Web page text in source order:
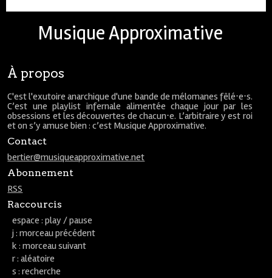
Musique Approximative
À propos
C'est l'exutoire anarchique d'une bande de mélomanes fêlé⋅e⋅s.
C’est une playlist infernale alimentée chaque jour par les
obsessions et les découvertes de chacun⋅e. L’arbitraire y est roi
et on s’y amuse bien : c’est Musique Approximative.
Contact
bertier@musiqueapproximative.net
Abonnement
RSS
Raccourcis
espace : play / pause
j : morceau précédent
k : morceau suivant
r : aléatoire
s : recherche